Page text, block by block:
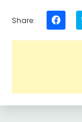
Share:
to
on